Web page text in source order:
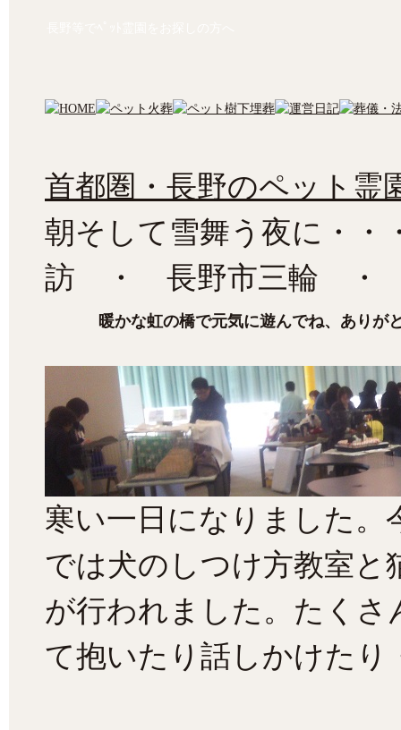
首都圏・長野のペット霊
朝そして雪舞う夜に・
訪 ・ 長野市三輪 ・
暖かな虹の橋で元気に遊んでね、ありが
寒い一日になりました。
では犬のしつけ方教室と
が行われました。たく
て抱いたり話しかけたり